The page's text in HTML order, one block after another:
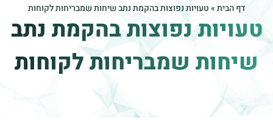
דף הבית»טעויות נפוצות בהקמת נתב שיחות שמבריחות לקוחות
טעויות נפוצות בהקמת נתב
שיחות שמבריחות לקוחות